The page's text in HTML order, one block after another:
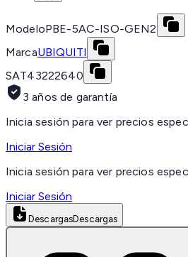
ModeloPBE-5AC-ISO-GEN2
MarcaUBIQUITI
SAT43222640
3 años de garantía
Inicia sesión para ver precios
Iniciar Sesión
Inicia sesión para ver precios
Iniciar Sesión
DescargasDescargas